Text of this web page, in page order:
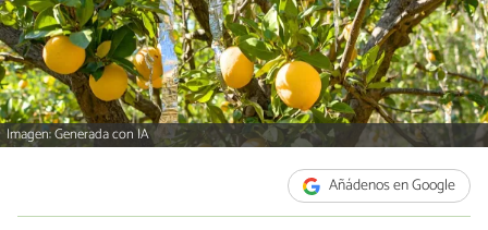
Imagen: Generada con IA
Añádenos en Google